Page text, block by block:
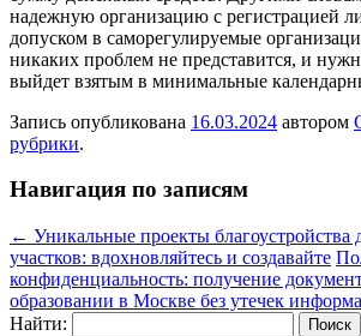
надежную организацию с регистрацией
допуском в саморегулируемые
никаких проблем не представится, и
выйдет взятым в минимальные
Запись опубликована 16.03.2024 автором
рубрики.
Навигация по записям
← Уникальные проекты благоустройства
участков: вдохновляйтесь и создавайте
конфиденциальность: получение
образовании в Москве без утечек
Найти: